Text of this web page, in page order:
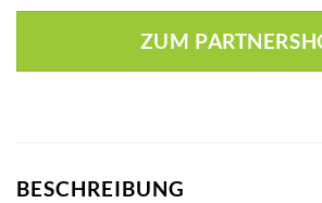
war:
1,95 €
ist:
1,90 €.
ZUM
BESCHREIBUNG